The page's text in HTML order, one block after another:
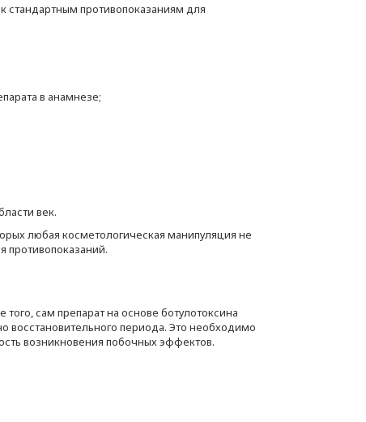
стандартным противопоказаниям для
в анамнезе;
век.
любая косметологическая манипуляция не
противопоказаний.
сам препарат на основе ботулотоксина
восстановительного периода. Это необходимо
возникновения побочных эффектов.